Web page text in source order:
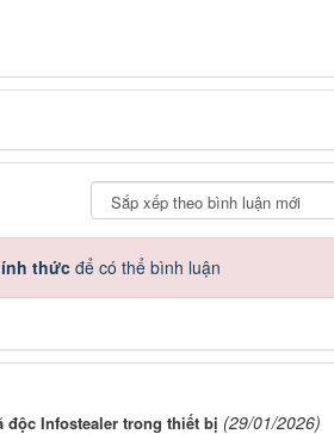
thứcđể có thể bình luận
độc Infostealer trong thiết bị (29/01/2026)